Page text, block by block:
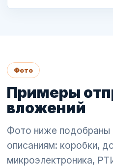
Фото
Примеры
вложений
Фото ниже подобраны
описаниям: коробки,
микроэлектроника,